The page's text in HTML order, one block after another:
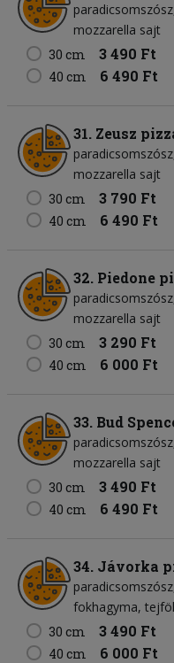
paradicsomszósz
mozzarella sajt
30 cm
3 490 Ft
40 cm 6 490 Ft
31. Zeusz
paradicsomszósz
mozzarella sajt
30 cm
3 790 Ft
40 cm 6 490 Ft
32. Piedone
paradicsomszósz
mozzarella sajt
30 cm
3 290 Ft
40 cm 6 000 Ft
33. Bud
paradicsomszósz
mozzarella sajt
30 cm
3 490 Ft
40 cm 6 490 Ft
34. Jávorka
paradicsomszósz
fokhagyma tejföl
30 cm
3 490 Ft
40 cm 6 000 Ft